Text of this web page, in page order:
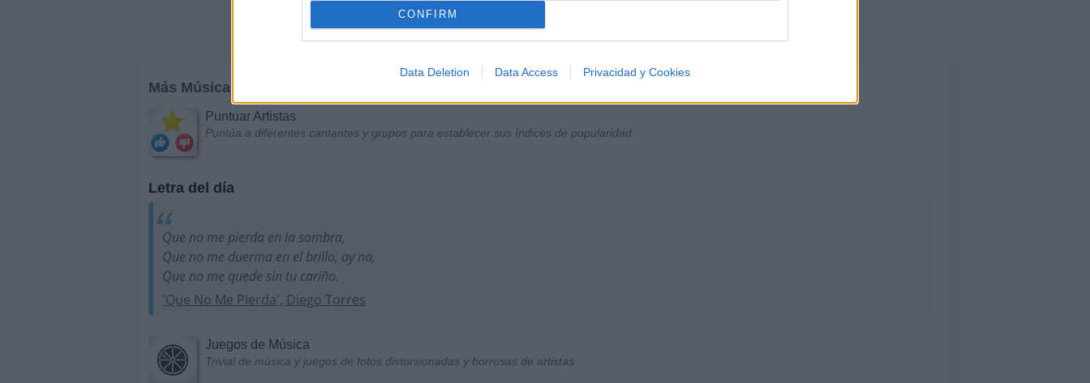
CONFIRM
Data Deletion Data Access Privacidad y Cookies
Más Música
Puntuar Artistas
Puntúa a diferentes cantantes y grupos para establecer sus índices de popularidad
Letra del día
Que no me pierda en la sombra,
Que no me duerma en el brillo, ay no,
Que no me quede sin tu cariño.
'Que No Me Pierda', Diego Torres
Juegos de Música
Trivial de música y juegos de fotos distorsionadas y borrosas de artistas